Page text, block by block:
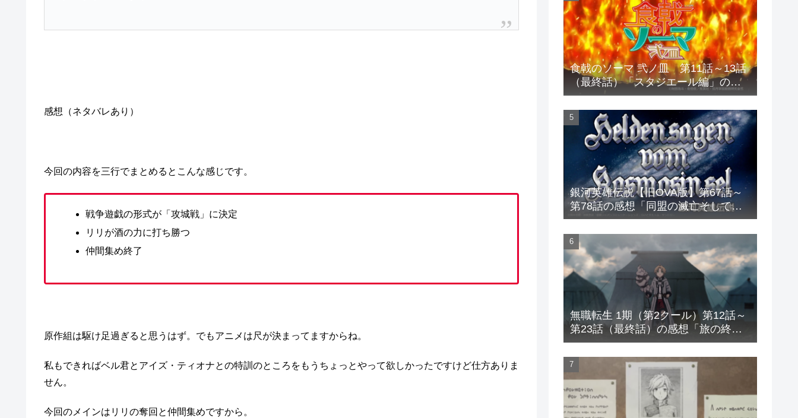
感想（ネタバレあり）
今回の内容を三行でまとめるとこんな感じです。
戦争遊戯の形式が「攻城戦」に決定
リリが酒の力に打ち勝つ
仲間集め終了
原作組は駆け足過ぎると思うはず。でもアニメは尺が決まってますからね。
私もできればベル君とアイズ・ティオナとの特訓のところをもうちょっとやって欲しかったですけど仕方ありま
せん。
今回のメインはリリの奪回と仲間集めですから。
食戟のソーマ 弐ノ皿 第11話～13話
（最終話）「スタジエール編」の感
想
銀河英雄伝説【旧OVA版】第67話～
第78話の感想「同盟の滅亡そして直
接対決へ」
無職転生 1期（第2クール）第12話～
第23話（最終話）の感想「旅の終わ
り、そして仲間との別れ」